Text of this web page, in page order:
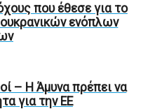
που έθεσε για το
ενόπλων
– Η Άμυνα πρέπει να
για την ΕΕ